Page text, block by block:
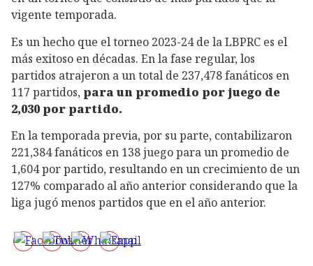
vigente temporada.
Es un hecho que el torneo 2023-24 de la LBPRC es el
más exitoso en décadas. En la fase regular, los
partidos atrajeron a un total de 237,478 fanáticos en
117 partidos, para un promedio por juego de
2,030 por partido.
En la temporada previa, por su parte, contabilizaron
221,384 fanáticos en 138 juego para un promedio de
1,604 por partido, resultando en un crecimiento de un
127% comparado al año anterior considerando que la
liga jugó menos partidos que en el año anterior.